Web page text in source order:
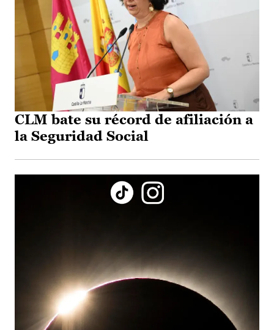
CLM bate su récord de afiliación a
la Seguridad Social